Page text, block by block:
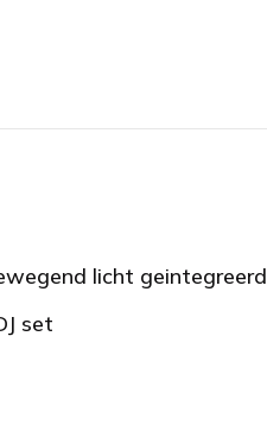
licht geintegreerd
set